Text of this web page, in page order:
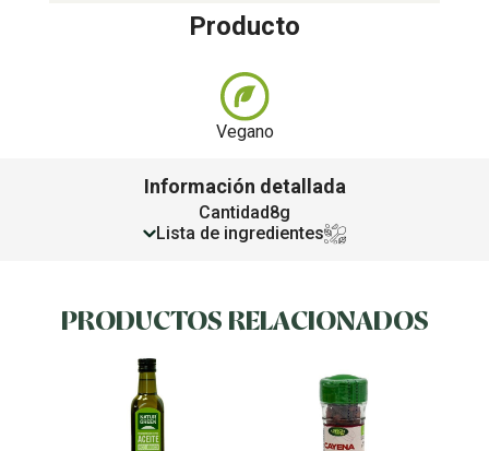
Producto
Vegano
Información detallada
Cantidad8g
Lista de ingredientes
PRODUCTOS RELACIONADOS